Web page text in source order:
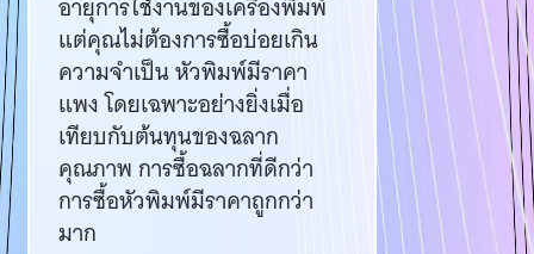
แต่คุณไม่ต้องการซื้อบ่อยเกิน
ความจำเป็น หัวพิมพ์มีราคา
แพง โดยเฉพาะอย่างยิ่งเมื่อ
เทียบกับต้นทุนของฉลาก
คุณภาพ การซื้อฉลากที่ดีกว่า
การซื้อหัวพิมพ์มีราคาถูกกว่า
มาก